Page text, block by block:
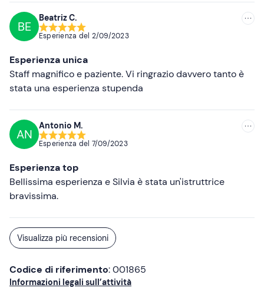
BE
Beatriz C.
Esperienza del 2/09/2023
Esperienza unica
Staff magnifico e paziente. Vi ringrazio davvero tanto è
stata una esperienza stupenda
AN
Antonio M.
Esperienza del 7/09/2023
Esperienza top
Bellissima esperienza e Silvia è stata un'istruttrice
bravissima.
Visualizza più recensioni
Codice di riferimento: 001865
Informazioni legali sull’attività